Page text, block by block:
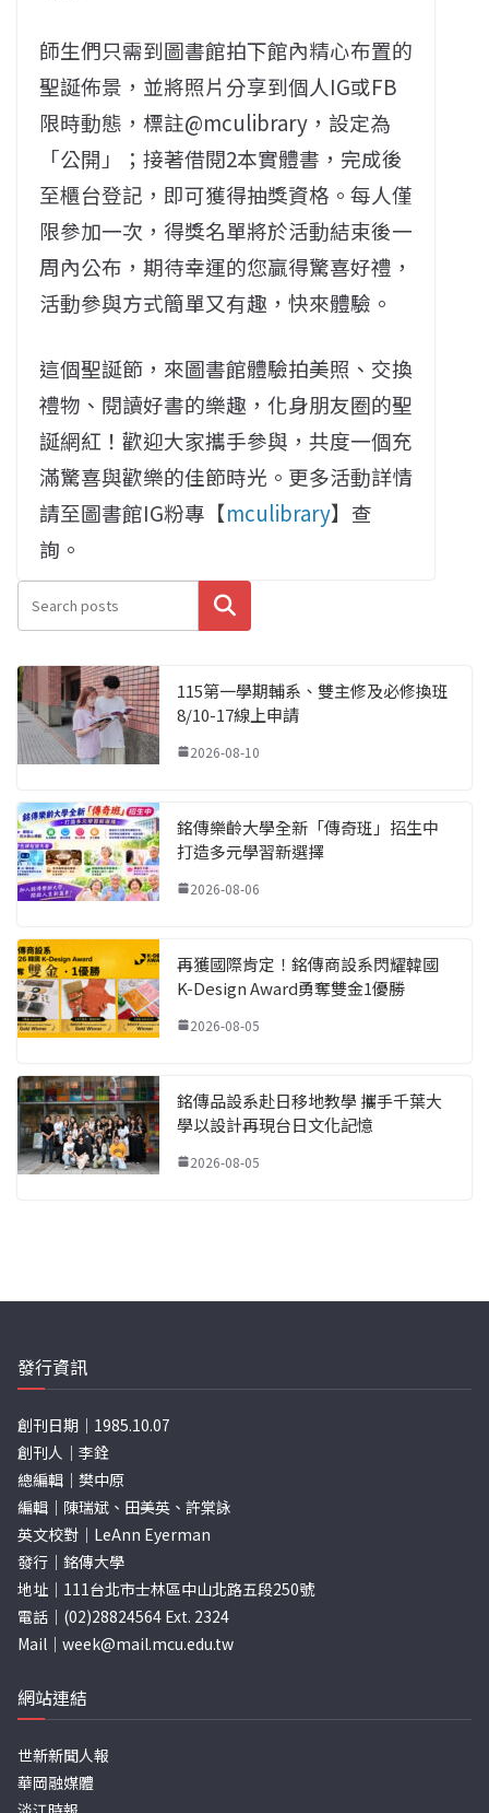
師生們只需到圖書館拍下館內精心布置的
聖誕佈景，並將照片分享到個人IG或FB
限時動態，標註@mculibrary，設定為
「公開」；接著借閱2本實體書，完成後
至櫃台登記，即可獲得抽獎資格。每人僅
限參加一次，得獎名單將於活動結束後一
周內公布，期待幸運的您贏得驚喜好禮，
活動參與方式簡單又有趣，快來體驗。
這個聖誕節，來圖書館體驗拍美照、交換
禮物、閱讀好書的樂趣，化身朋友圈的聖
誕網紅！歡迎大家攜手參與，共度一個充
滿驚喜與歡樂的佳節時光。更多活動詳情
請至圖書館IG粉專【mculibrary】查
詢。
搜尋
115第一學期輔系、雙主修及必修換班
8/10-17線上申請
2026-08-10
銘傳樂齡大學全新「傳奇班」招生中
打造多元學習新選擇
2026-08-06
再獲國際肯定！銘傳商設系閃耀韓國
K-Design Award勇奪雙金1優勝
2026-08-05
銘傳品設系赴日移地教學 攜手千葉大
學以設計再現台日文化記憶
2026-08-05
發行資訊
創刊日期｜1985.10.07
創刊人｜李銓
總編輯｜樊中原
編輯｜陳瑞斌、田美英、許棠詠
英文校對｜LeAnn Eyerman
發行｜銘傳大學
地址｜111台北市士林區中山北路五段250號
電話｜(02)28824564 Ext. 2324
Mail｜ week@mail.mcu.edu.tw
網站連結
世新新聞人報
華岡融媒體